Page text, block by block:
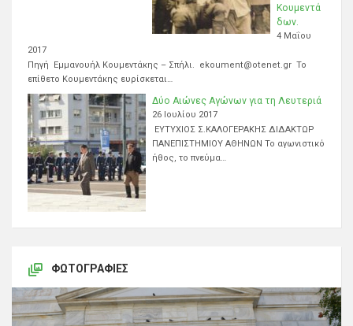
Κουμεντά
δων.
4 Μαΐου
2017
Πηγή Εμμανουήλ Κουμεντάκης – Σπήλι. ekoument@otenet.gr Το
επίθετο Κουμεντάκης ευρίσκεται…
Δύο Αιώνες Αγώνων για τη Λευτεριά
26 Ιουλίου 2017
ΕΥΤΥΧΙΟΣ Σ.ΚΑΛΟΓΕΡΑΚΗΣ ΔΙΔΑΚΤΩΡ
ΠΑΝΕΠΙΣΤΗΜΙΟΥ ΑΘΗΝΩΝ Το αγωνιστικό
ήθος, το πνεύμα…
ΦΩΤΟΓΡΑΦΊΕΣ